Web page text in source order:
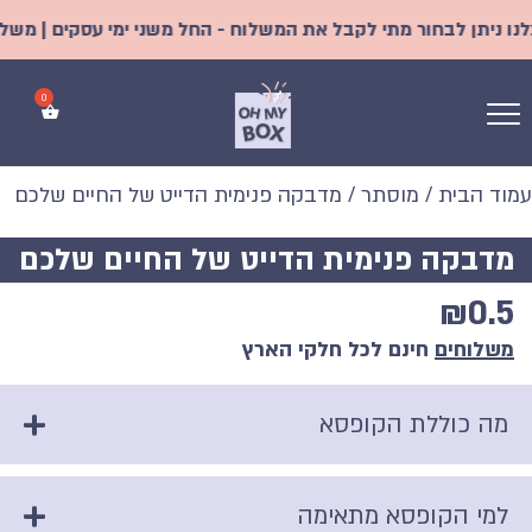
ניתן לבחור מתי לקבל את המשלוח - החל משני ימי עסקים |
עמוד הבית / מוסתר / מדבקה פנימית הדייט של החיים שלכם
₪0.5
משלוחים חינם לכל חלקי הארץ
מה כוללת הקופסא
למי הקופסא מתאימה
מדבקה פנימית הדייט של החיים שלכם